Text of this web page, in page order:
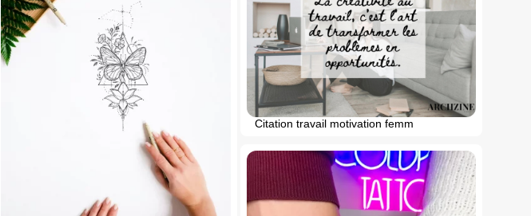
Citation travail motivation femm